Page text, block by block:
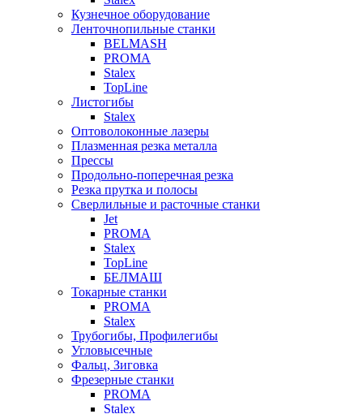
Кузнечное оборудование
Ленточнопильные станки
BELMASH
PROMA
Stalex
TopLine
Листогибы
Stalex
Оптоволоконные лазеры
Плазменная резка металла
Прессы
Продольно-поперечная резка
Резка прутка и полосы
Сверлильные и расточные станки
Jet
PROMA
Stalex
TopLine
БЕЛМАШ
Токарные станки
PROMA
Stalex
Трубогибы, Профилегибы
Угловысечные
Фальц, Зиговка
Фрезерные станки
PROMA
Stalex